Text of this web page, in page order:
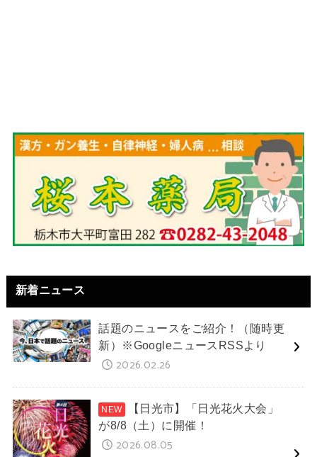
新着ニュース
話題のニュースをご紹介！（随時更
新）※GoogleニュースRSSより
2026.02.26
【日光市】「日光花火大会」
が8/8（土）に開催！
2026.08.05